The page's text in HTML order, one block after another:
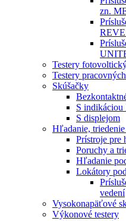
zn.
Testery
Testery
Skúšačky
S
S displejom
Hľadanie,
Prístroje pre
Poruchy a
Hľadanie
Lokátory
vedení
Vysokonapäťové
Výkonové testery